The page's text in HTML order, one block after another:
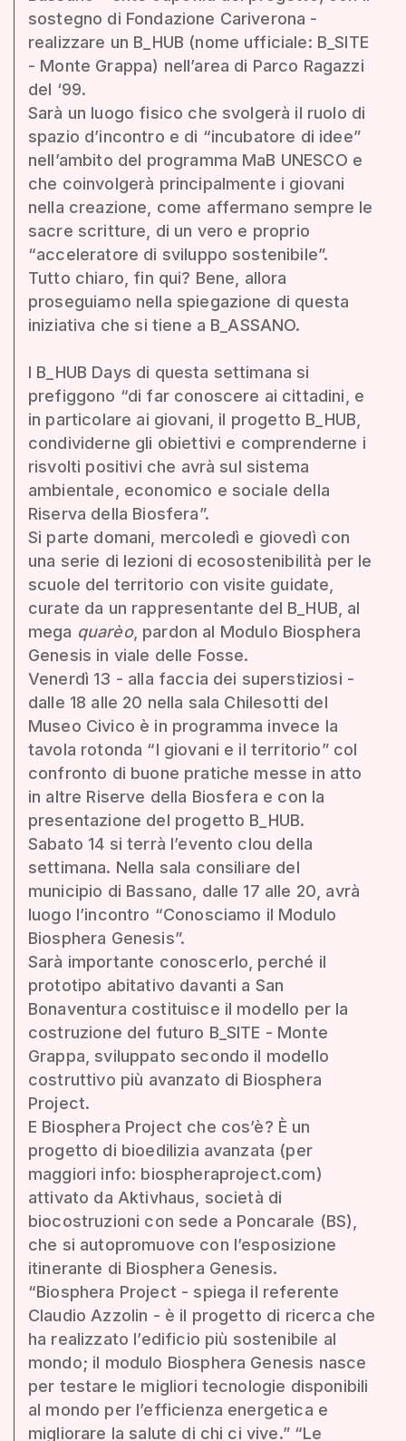
sostegno di Fondazione Cariverona -
realizzare un B_HUB (nome ufficiale: B_SITE
- Monte Grappa) nell’area di Parco Ragazzi
del ‘99.
Sarà un luogo fisico che svolgerà il ruolo di
spazio d’incontro e di “incubatore di idee”
nell’ambito del programma MaB UNESCO e
che coinvolgerà principalmente i giovani
nella creazione, come affermano sempre le
sacre scritture, di un vero e proprio
“acceleratore di sviluppo sostenibile”.
Tutto chiaro, fin qui? Bene, allora
proseguiamo nella spiegazione di questa
iniziativa che si tiene a B_ASSANO.
I B_HUB Days di questa settimana si
prefiggono “di far conoscere ai cittadini, e
in particolare ai giovani, il progetto B_HUB,
condividerne gli obiettivi e comprenderne i
risvolti positivi che avrà sul sistema
ambientale, economico e sociale della
Riserva della Biosfera”.
Si parte domani, mercoledì e giovedì con
una serie di lezioni di ecosostenibilità per le
scuole del territorio con visite guidate,
curate da un rappresentante del B_HUB, al
mega quarèo, pardon al Modulo Biosphera
Genesis in viale delle Fosse.
Venerdì 13 - alla faccia dei superstiziosi -
dalle 18 alle 20 nella sala Chilesotti del
Museo Civico è in programma invece la
tavola rotonda “I giovani e il territorio” col
confronto di buone pratiche messe in atto
in altre Riserve della Biosfera e con la
presentazione del progetto B_HUB.
Sabato 14 si terrà l’evento clou della
settimana. Nella sala consiliare del
municipio di Bassano, dalle 17 alle 20, avrà
luogo l’incontro “Conosciamo il Modulo
Biosphera Genesis”.
Sarà importante conoscerlo, perché il
prototipo abitativo davanti a San
Bonaventura costituisce il modello per la
costruzione del futuro B_SITE - Monte
Grappa, sviluppato secondo il modello
costruttivo più avanzato di Biosphera
Project.
E Biosphera Project che cos’è? È un
progetto di bioedilizia avanzata (per
maggiori info: biospheraproject.com)
attivato da Aktivhaus, società di
biocostruzioni con sede a Poncarale (BS),
che si autopromuove con l’esposizione
itinerante di Biosphera Genesis.
“Biosphera Project - spiega il referente
Claudio Azzolin - è il progetto di ricerca che
ha realizzato l’edificio più sostenibile al
mondo; il modulo Biosphera Genesis nasce
per testare le migliori tecnologie disponibili
al mondo per l’efficienza energetica e
migliorare la salute di chi ci vive.” “Le